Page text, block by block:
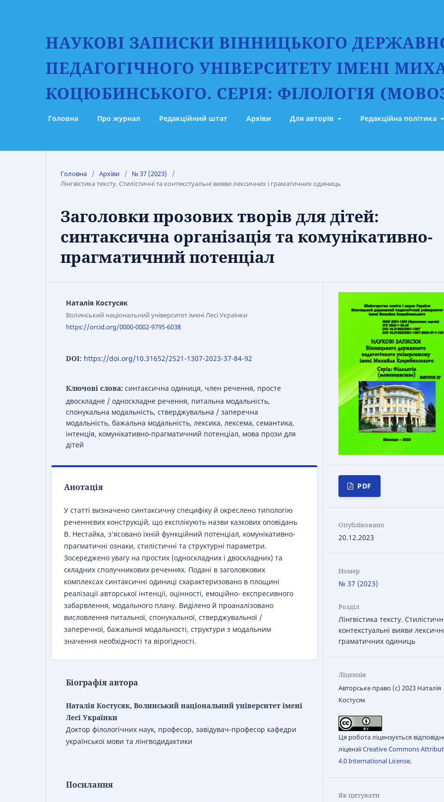
НАУКОВІ ЗАПИСКИ ВІННИЦЬКОГО
ПЕДАГОГІЧНОГО УНІВЕРСИТЕТУ ІМЕНІ
КОЦЮБИНСЬКОГО. СЕРІЯ: ФІЛОЛОГІЯ
Головна Про журнал Редакційний штат Архіви Для авторів Редакційна політика
Головна / Архіви / № 37 (2023)
/
Лінгвістика тексту. Стилістичні та контекстуальні вияви лексичних і граматичних одиниць
Заголовки прозових творів для дітей:
синтаксична організація та комунікативно-
прагматичний потенціал
Наталія Костусяк
Волинський національний університет імені Лесі Українки
https://orcid.org/0000-0002-9795-6038
DOI: https://doi.org/10.31652/2521-1307-2023-37-84-92
Ключові слова: синтаксична одиниця, член речення, просте
двоскладне / односкладне речення, питальна модальність,
спонукальна модальність, стверджувальна / заперечна
модальність, бажальна модальність, лексика, лексема, семантика,
інтенція, комунікативно-прагматичний потенціал, мова прози для
дітей
Анотація
У статті визначено синтаксичну специфіку й окреслено типологію
реченнєвих конструкцій, що експлікують назви казкових оповідань
В. Нестайка, з’ясовано їхній функційний потенціал, комунікативно-
прагматичні ознаки, стилістичні та структурні параметри.
Зосереджено увагу на простих (односкладних і двоскладних) та
складних сполучникових реченнях. Подані в заголовкових
комплексах синтаксичні одиниці схарактеризовано в площині
реалізації авторської інтенції, оцінності, емоційно- експресивного
забарвлення, модального плану. Виділено й проаналізовано
висловлення питальної, спонукальної, стверджувальної /
заперечної, бажальної модальності, структури з модальним
значення необхідності та вірогідності.
Біографія автора
Наталія Костусяк, Волинський національний університет імені
Лесі Українки
Доктор філологічних наук, професор, завідувач-професор кафедри
української мови та лінгводидактики
Посилання
PDF
Опубліковано
20.12.2023
Номер
№ 37 (2023)
Розділ
Лінгвістика тексту.
контекстуальні вияви
граматичних одиниць
Ліцензія
Авторське право (c) 2023 Наталія
Костусяк
Ця робота ліцензується
ліцензіїCreative Commons
4.0 International License.
Як цитувати